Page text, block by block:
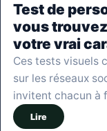
Test de
vous
votre vrai
Ces tests visuels
sur les réseaux
invitent chacun à
Lire